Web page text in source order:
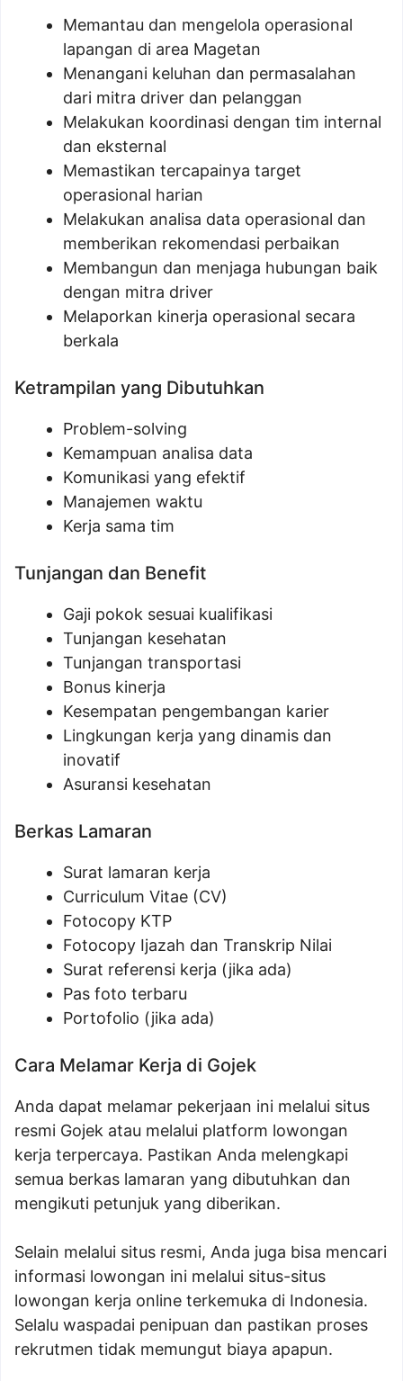
Memantau dan mengelola operasional
lapangan di area Magetan
Menangani keluhan dan permasalahan
dari mitra driver dan pelanggan
Melakukan koordinasi dengan tim internal
dan eksternal
Memastikan tercapainya target
operasional harian
Melakukan analisa data operasional dan
memberikan rekomendasi perbaikan
Membangun dan menjaga hubungan baik
dengan mitra driver
Melaporkan kinerja operasional secara
berkala
Ketrampilan yang Dibutuhkan
Problem-solving
Kemampuan analisa data
Komunikasi yang efektif
Manajemen waktu
Kerja sama tim
Tunjangan dan Benefit
Gaji pokok sesuai kualifikasi
Tunjangan kesehatan
Tunjangan transportasi
Bonus kinerja
Kesempatan pengembangan karier
Lingkungan kerja yang dinamis dan
inovatif
Asuransi kesehatan
Berkas Lamaran
Surat lamaran kerja
Curriculum Vitae (CV)
Fotocopy KTP
Fotocopy Ijazah dan Transkrip Nilai
Surat referensi kerja (jika ada)
Pas foto terbaru
Portofolio (jika ada)
Cara Melamar Kerja di Gojek
Anda dapat melamar pekerjaan ini melalui situs
resmi Gojek atau melalui platform lowongan
kerja terpercaya. Pastikan Anda melengkapi
semua berkas lamaran yang dibutuhkan dan
mengikuti petunjuk yang diberikan.
Selain melalui situs resmi, Anda juga bisa mencari
informasi lowongan ini melalui situs-situs
lowongan kerja online terkemuka di Indonesia.
Selalu waspadai penipuan dan pastikan proses
rekrutmen tidak memungut biaya apapun.